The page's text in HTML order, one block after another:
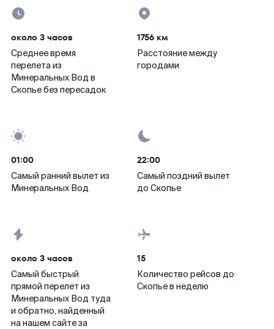
около 3 часов
Среднее время
перелета из
Минеральных Вод в
Скопье без пересадок
1756 км
Расстояние между
городами
01:00
Самый ранний вылет из
Минеральных Вод
22:00
Самый поздний вылет
до Скопье
около 3 часов
Самый быстрый
прямой перелет из
Минеральных Вод туда
и обратно, найденный
на нашем сайте за
15
Количество рейсов до
Скопье в неделю